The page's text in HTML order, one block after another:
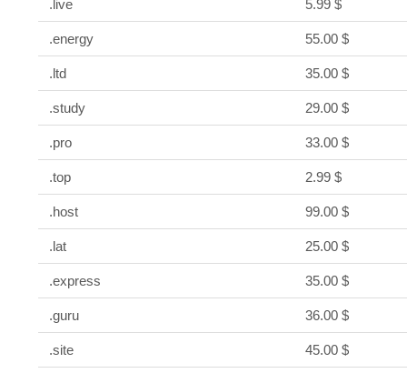
.live 5.99 $
.energy 55.00 $
.ltd 35.00 $
.study 29.00 $
.pro 33.00 $
.top 2.99 $
.host 99.00 $
.lat 25.00 $
.express 35.00 $
.guru 36.00 $
.site 45.00 $